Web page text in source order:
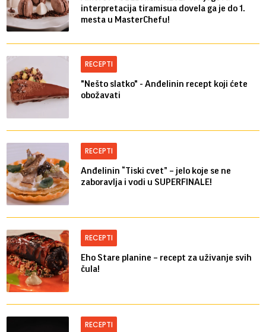
interpretacija tiramisua dovela ga je do 1.
mesta u MasterChefu!
RECEPTI
"Nešto slatko" - Anđelinin recept koji ćete
obožavati
RECEPTI
Anđelinin “Tiski cvet” – jelo koje se ne
zaboravlja i vodi u SUPERFINALE!
RECEPTI
Eho Stare planine – recept za uživanje svih
čula!
RECEPTI